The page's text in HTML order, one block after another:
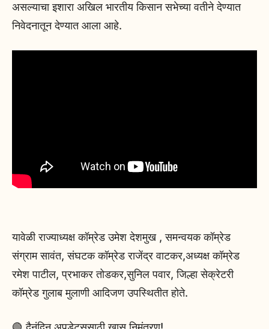
असल्याचा इशारा अखिल भारतीय किसान सभेच्या वतीने देण्यात
निवेदनातून देण्यात आला आहे.
यावेळी राज्याध्यक्ष कॉम्रेड उमेश देशमुख , समन्वयक कॉम्रेड
संग्राम सावंत, संघटक कॉम्रेड राजेंद्र वाटकर,अध्यक्ष कॉम्रेड
रमेश पाटील, प्रभाकर तोडकर,सुनिल पवार, जिल्हा सेक्रेटरी
कॉम्रेड गुलाब मुलाणी आदिजण उपस्थितीत होते.